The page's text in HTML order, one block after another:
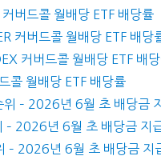
버드콜 월배당 ETF 배당률
커버드콜 월배당 ETF 배당
커버드콜 월배당 ETF 배
콜 월배당 ETF 배당률
위 – 2026년 6월 초 배당금
– 2026년 6월 초 배당금 지
– 2026년 6월 초 배당금 지